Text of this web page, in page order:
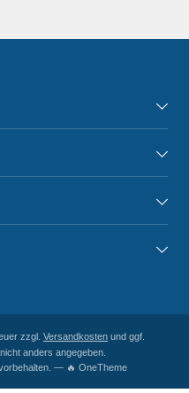
zzgl. Versandkosten und ggf.
anders angegeben.
— 🔥 OneTheme